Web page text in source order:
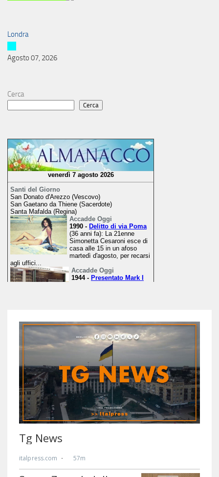
Londra
Agosto 07, 2026
Cerca
Cerca